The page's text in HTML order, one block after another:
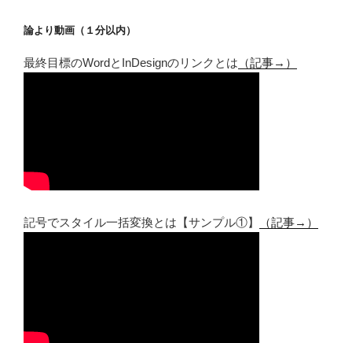
論より動画（１分以内）
最終目標のWordとInDesignのリンクとは （記事→）
記号でスタイル一括変換とは【サンプル①】 （記事→）